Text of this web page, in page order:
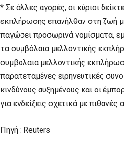
* Σε άλλες αγορές, οι κύριοι
εκπλήρωσης επανήλθαν στη ζωή
παγώσει προσωρινά νομίσματα,
τα συμβόλαια μελλοντικής
συμβόλαια μελλοντικής
παρατεταμένες ειρηνευτικές
κινδύνους αυξημένους και οι
για ενδείξεις σχετικά με
Πηγή : Reuters